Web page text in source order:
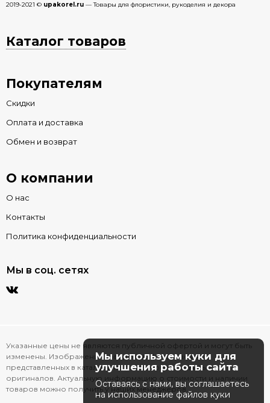
2019-2021 © upakorel.ru — Товары для флористики, рукоделия и декора
Каталог товаров
Покупателям
Скидки
Оплата и доставка
Обмен и возврат
О компании
О нас
Контакты
Политика конфиденциальности
Мы в соц. сетях
Указанные цены не являются публичной офертой и могут быть
изменены. Изображения товаров на фотографиях,
представленных в каталоге на сайте, могут отличаться от
оригиналов. Актуальную информацию о стоимости и наличии
товаров можно получить у наших менеджеров.
Мы используем куки для
улучшения работы сайта
Оставаясь с нами, вы соглашаетесь
на использование файлов куки